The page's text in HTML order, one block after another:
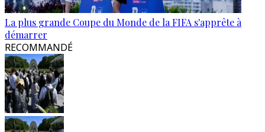
La plus grande Coupe du Monde de la FIFA s'apprête à
démarrer
RECOMMANDÉ